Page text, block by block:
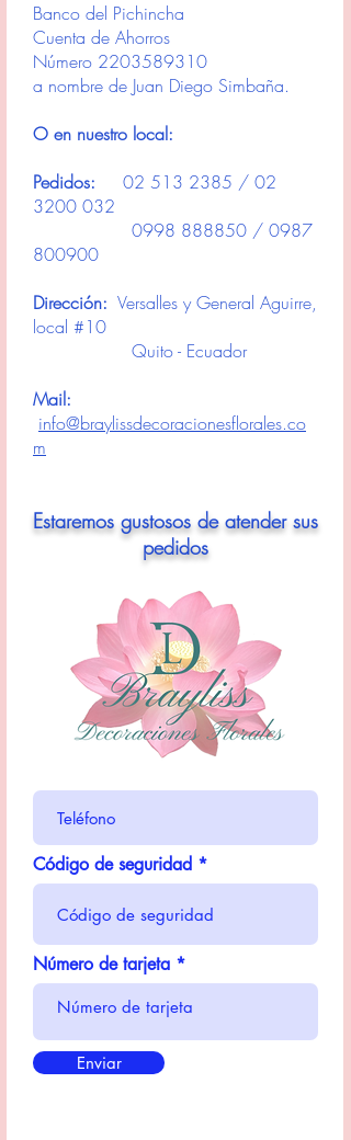
Banco del Pichincha
Cuenta de Ahorros
Número 2203589310
a nombre de Juan Diego Simbaña.
O en nuestro local:
Pedidos:
02 513 2385 / 02
3200 032
0998 888850 / 0987
800900
Dirección: Versalles y General Aguirre,
local #10
Quito - Ecuador
Mail:
info@braylissdecoracionesflorales.co
m
Estaremos gustosos de atender sus
pedidos
Código de seguridad
Número de tarjeta
Enviar